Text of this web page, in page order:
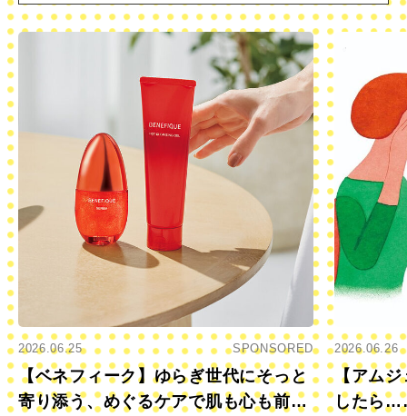
2026.06.25 SPONSORED
【ベネフィーク】ゆらぎ世代にそっと
寄り添う、めぐるケアで肌も心も前向
2026.06.26
【アムジ
したら